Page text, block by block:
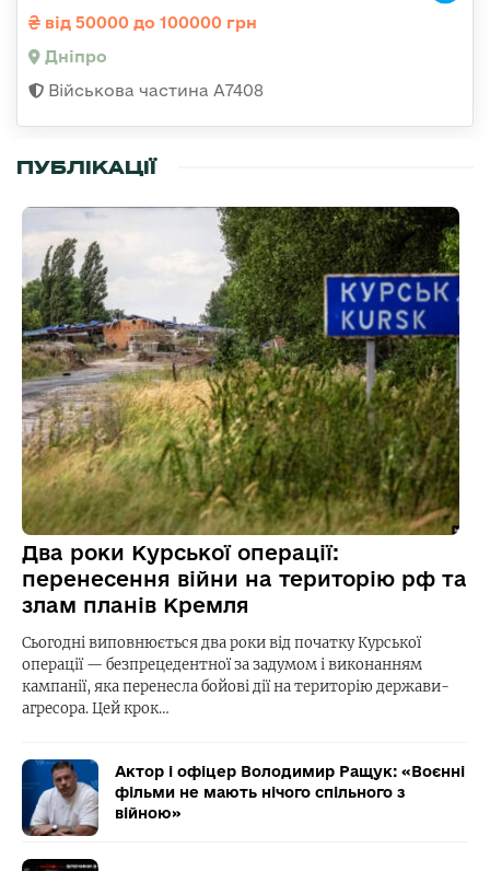
від 50000 до 100000 грн
Дніпро
Військова частина А7408
ПУБЛІКАЦІЇ
Два роки Курської операції:
перенесення війни на територію рф та
злам планів Кремля
Сьогодні виповнюється два роки від початку Курської
операції — безпрецедентної за задумом і виконанням
кампанії, яка перенесла бойові дії на територію держави-
агресора. Цей крок…
Актор і офіцер Володимир Ращук: «Воєнні
фільми не мають нічого спільного з
війною»